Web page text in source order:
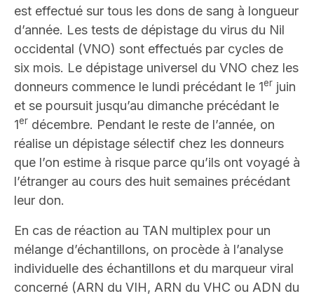
est effectué sur tous les dons de sang à longueur
d’année. Les tests de dépistage du virus du Nil
occidental (VNO) sont effectués par cycles de
six mois. Le dépistage universel du VNO chez les
donneurs commence le lundi précédant le 1er juin
et se poursuit jusqu’au dimanche précédant le
1er décembre. Pendant le reste de l’année, on
réalise un dépistage sélectif chez les donneurs
que l’on estime à risque parce qu’ils ont voyagé à
l’étranger au cours des huit semaines précédant
leur don.
En cas de réaction au TAN multiplex pour un
mélange d’échantillons, on procède à l’analyse
individuelle des échantillons et du marqueur viral
concerné (ARN du VIH, ARN du VHC ou ADN du